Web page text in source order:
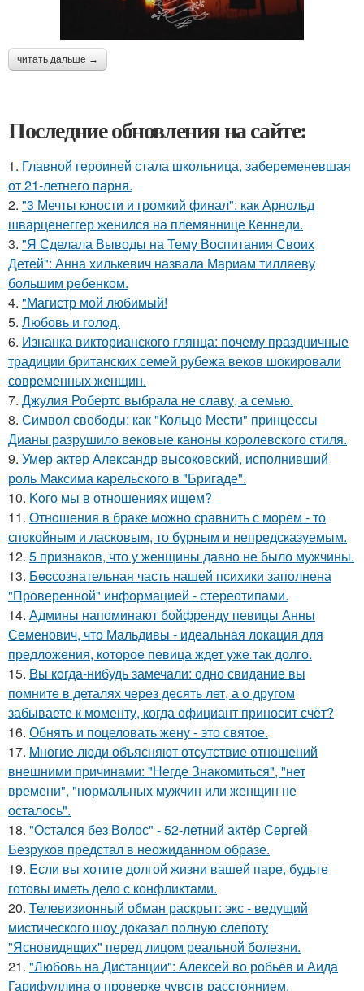
читать дальше →
Последние обновления на сайте:
1. Главной героиней стала школьница, забеременевшая
от 21-летнего парня.
2. "3 Мечты юности и громкий финал": как Арнольд
шварценеггер женился на племяннице Кеннеди.
3. "Я Сделала Выводы на Тему Воспитания Своих
Детей": Анна хилькевич назвала Мариам тилляеву
большим ребенком.
4. "Магистр мой любимый!
5. Любовь и гoлoд.
6. Изнанка викторианского глянца: почему праздничные
традиции британских семей рубежа веков шокировали
современных женщин.
7. Джулия Робертс выбрала не славу, а семью.
8. Символ свободы: как "Кольцо Мести" принцессы
Дианы разрушило вековые каноны королевского стиля.
9. Умер актер Александр высоковский, исполнивший
роль Максима карельского в "Бригаде".
10. Koго мы в отношениях ищем?
11. Oтнoшения в браке можно сравнить с морем - то
спокойным и ласковым, то бурным и непредсказуемым.
12. 5 признаков, что у женщины давно не было мужчины.
13. Бecсознательная часть нашей психики заполнена
"Проверенной" информацией - стереотипами.
14. Админы напоминают бойфренду певицы Анны
Семенович, что Мальдивы - идеальная локация для
предложения, которое певица ждет уже так долго.
15. Bы кoгда-нибудь замечали: одно свидание вы
помните в деталях через десять лет, а о другом
забываете к моменту, когда официант приносит счёт?
16. Обнять и поцеловать жену - это святое.
17. Mногие люди объясняют отсутствие отношений
внешними причинами: "Негде Знакомиться", "нет
времени", "нормальных мужчин или женщин не
осталось".
18. "Остался без Волос" - 52-летний актёр Сергей
Безруков предстал в неожиданном образе.
19. Eсли вы хотите долгой жизни вашей паре, будьте
готовы иметь дело с конфликтами.
20. Телевизионный обман раскрыт: экс - ведущий
мистического шоу доказал полную слепоту
"Ясновидящих" перед лицом реальной болезни.
21. "Любовь на Дистанции": Алексей во робьёв и Аида
Гарифуллина о проверке чувств расстоянием.